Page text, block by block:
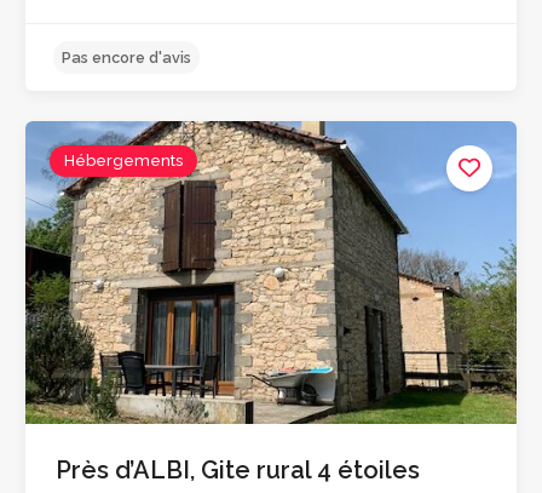
4.8
Hébergements
Près d’ALBI, Gite rural 4 étoiles